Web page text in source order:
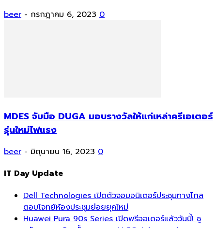
beer - กรกฎาคม 6, 2023 0
MDES จับมือ DUGA มอบรางวัลให้แก่เหล่าครีเอเตอร์
รุ่นใหม่ไฟแรง
beer - มิถุนายน 16, 2023 0
IT Day Update
Dell Technologies เปิดตัวจอมอนิเตอร์ประชุมทางไกล
ตอบโจทย์ห้องประชุมย่อยยุคใหม่
Huawei Pura 90s Series เปิดพรีออเดอร์แล้ววันนี้! ชู